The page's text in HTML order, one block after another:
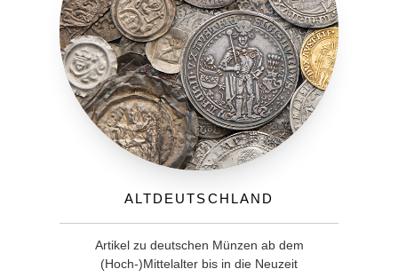
Altdeutschland
Artikel zu deutschen Münzen ab dem
(Hoch-)Mittelalter bis in die Neuzeit